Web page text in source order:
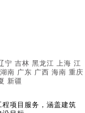
宁 吉林 黑龙江 上海 江
湖南 广东 广西 海南 重庆
新疆
项目服务，涵盖建筑